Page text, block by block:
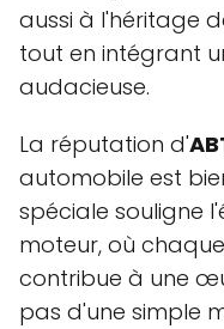
aussi à l'héritage
tout en intégrant
audacieuse.
La réputation d'
automobile est
spéciale souligne
moteur, où
contribue à une
pas d'une simple